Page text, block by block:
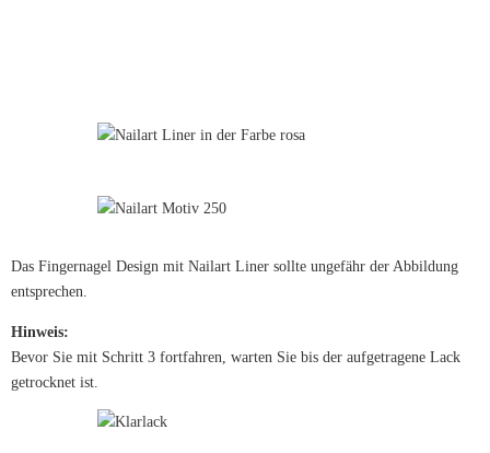
Das Fingernagel Design mit Nailart Liner sollte ungefähr der Abbildung
entsprechen.
Hinweis:
Bevor Sie mit Schritt 3 fortfahren, warten Sie bis der aufgetragene Lack
getrocknet ist.